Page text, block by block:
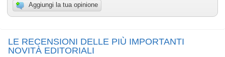
Aggiungi la tua opinione
LE RECENSIONI DELLE PIÙ IMPORTANTI
NOVITÀ EDITORIALI